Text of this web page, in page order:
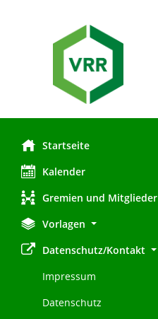
Startseite
Kalender
Gremien und Mitglieder
Vorlagen
Datenschutz/Kontakt
Impressum
Datenschutz